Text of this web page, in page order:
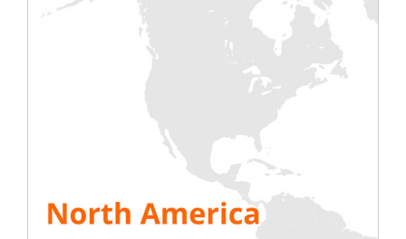
l’atelier et les bureaux mais également
lors des interventions sur site
Mise en « quarantaine »
(4 jours min)
tous les bancs de charge revenant des
Ajout d’instructions spécifiques sur la
manipulation et l’utilisation de nos
équipements (utilisation de gants
systématiques)
guides
Ajout d’un avenant dédié à la prévention
des risques liés au COVD-19
dans nos
PPSP